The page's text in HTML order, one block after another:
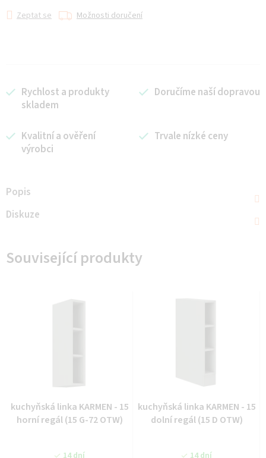
Zeptat se Možnosti doručení
Rychlost a produkty
skladem
Doručíme naší dopravou
Kvalitní a ověření
výrobci
Trvale nízké ceny
Popis
Diskuze
Související produkty
kuchyňská linka KARMEN - 15
horní regál (15 G-72 OTW)
kuchyňská linka KARMEN - 15
dolní regál (15 D OTW)